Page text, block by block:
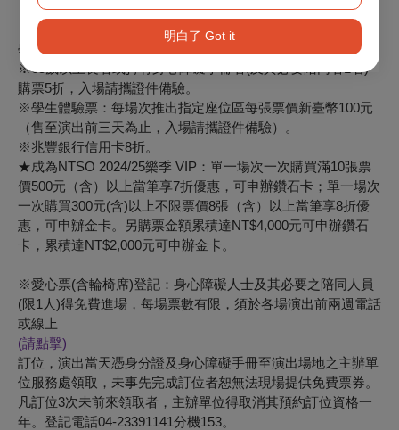
明白了 Got it
※兩廳院會員、衛武營會員(限2025/04/26場次)9折。
※學生票：9折優惠，入場請攜證件備驗；學童票：12歲以下
學童8折優惠。
※65歲以上長者或持有身心障礙手冊者(及其必要陪同者1名)
購票5折，入場請攜證件備驗。
※學生體驗票： 每場次推出指定座位區每張票價新臺幣100元
（售至演出前三天為止，入場請攜證件備驗）。
※兆豐銀行信用卡8折。
★成為NTSO 2024/25樂季 VIP： 單一場次一次購買滿10張票
價500元（含）以上當筆享7折優惠，可申辦鑽石卡；單一場次
一次購買300元(含)以上不限票價8張（含）以上當筆享8折優
惠，可申辦金卡。另購票金額累積達NT$4,000元可申辦鑽石
卡，累積達NT$2,000元可申辦金卡。
※愛心票(含輪椅席)登記：身心障礙人士及其必要之陪同人員
(限1人)得免費進場，每場票數有限，須於各場演出前兩週電話
或線上
(請點擊)
訂位，演出當天憑身分證及身心障礙手冊至演出場地之主辦單
位服務處領取，未事先完成訂位者恕無法現場提供免費票券。
凡訂位3次未前來領取者，主辦單位得取消其預約訂位資格一
年。登記電話04-23391141分機153。